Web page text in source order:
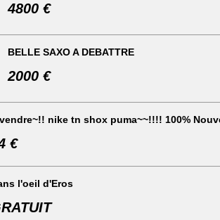
4800 €
BELLE SAXO A DEBATTRE
2000 €
nike tn shox puma~~!!!! 100%
€
l'oeil d'Eros